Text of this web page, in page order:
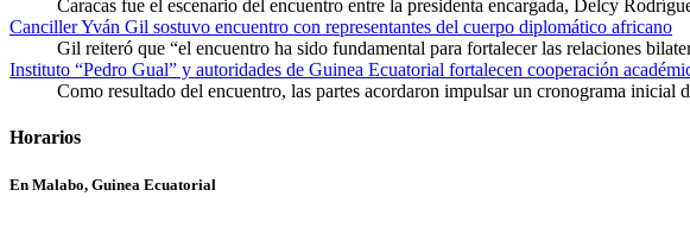
Caracas fue el escenario del encuentro entre la presidenta encargada, Delcy
Canciller Yván Gil sostuvo encuentro con representantes del cuerpo diplomático africano
Gil reiteró que “el encuentro ha sido fundamental para fortalecer las relaciones
Instituto “Pedro Gual” y autoridades de Guinea Ecuatorial fortalecen cooperación
Como resultado del encuentro, las partes acordaron impulsar un cronograma inicial
Horarios
En Malabo, Guinea Ecuatorial